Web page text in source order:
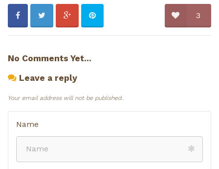
3
No Comments Yet...
Leave a reply
Your email address will not be published.
Name